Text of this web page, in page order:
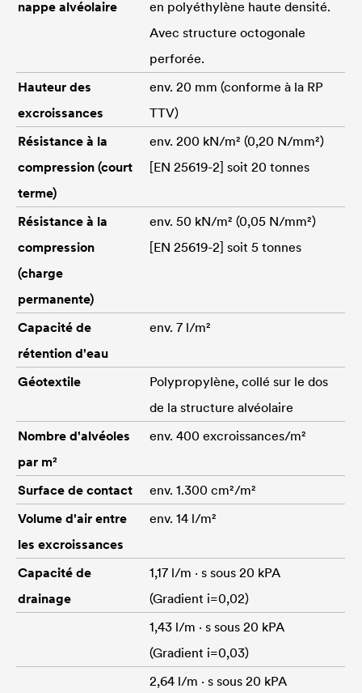
nappe alvéolaire
en polyéthylène haute densité.
Avec structure octogonale
perforée.
Hauteur des
excroissances
env. 20 mm (conforme à la RP
TTV)
Résistance à la
compression (court
terme)
env. 200 kN/m² (0,20 N/mm²)
[EN 25619-2] soit 20 tonnes
Résistance à la
compression
(charge
permanente)
env. 50 kN/m² (0,05 N/mm²)
[EN 25619-2] soit 5 tonnes
Capacité de
rétention d'eau
env. 7 l/m²
Géotextile
Polypropylène, collé sur le dos
de la structure alvéolaire
Nombre d'alvéoles
par m²
env. 400 excroissances/m²
Surface de contact
env. 1.300 cm²/m²
Volume d'air entre
les excroissances
env. 14 l/m²
Capacité de
drainage
1,17 l/m · s sous 20 kPA
(Gradient i=0,02)
1,43 l/m · s sous 20 kPA
(Gradient i=0,03)
2,64 l/m · s sous 20 kPA